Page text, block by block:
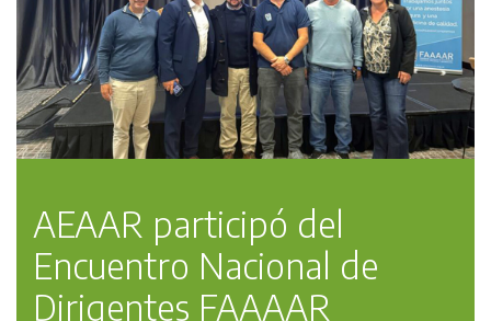
AEAAR participó del
Encuentro Nacional de
Dirigentes FAAAAR